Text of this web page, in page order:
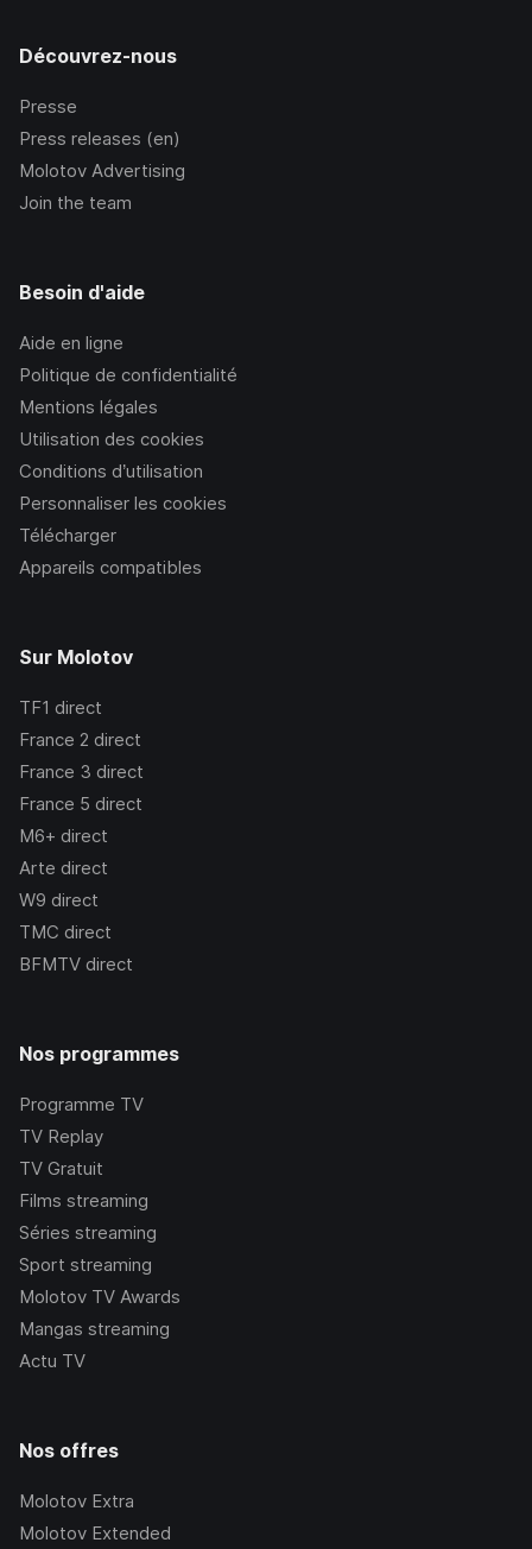
Découvrez-nous
Presse
Press releases (en)
Molotov Advertising
Join the team
Besoin d'aide
Aide en ligne
Politique de confidentialité
Mentions légales
Utilisation des cookies
Conditions d’utilisation
Personnaliser les cookies
Télécharger
Appareils compatibles
Sur Molotov
TF1 direct
France 2 direct
France 3 direct
France 5 direct
M6+ direct
Arte direct
W9 direct
TMC direct
BFMTV direct
Nos programmes
Programme TV
TV Replay
TV Gratuit
Films streaming
Séries streaming
Sport streaming
Molotov TV Awards
Mangas streaming
Actu TV
Nos offres
Molotov Extra
Molotov Extended